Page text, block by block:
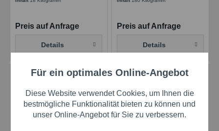
Preis auf Anfrage
Details
Preis auf Anfrage
Details
Funktionale Aktiv
Marketing Aktiv
Für ein optimales Online-Angebot
Diese Website verwendet Cookies, um Ihnen die
bestmögliche Funktionalität bieten zu können und
unser Online-Angebot für Sie zu verbessern.